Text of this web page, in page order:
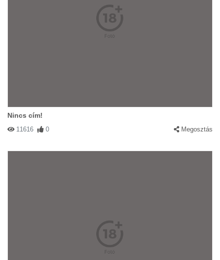
Nincs cím!
11616 0 Megosztás